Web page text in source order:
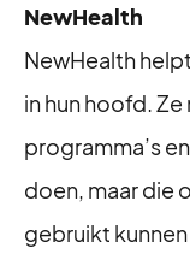
NewHealth
NewHealth
in hun hoofd.
programma’s
doen, maar die
gebruikt